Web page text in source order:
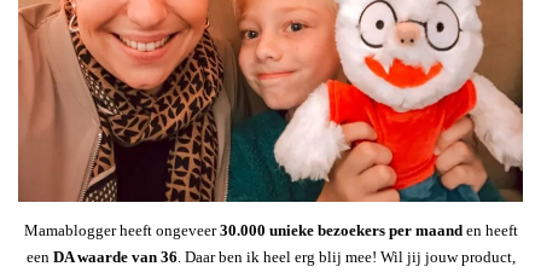
Mamablogger heeft ongeveer30.000 unieke bezoekers per maanden heeft
een DA waarde van 36 . Daar ben ik heel erg blij mee! Wil jij jouw product,